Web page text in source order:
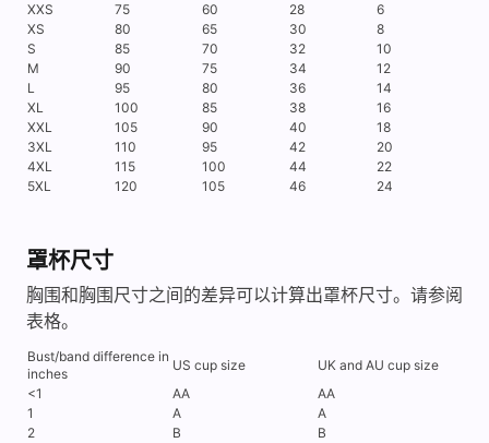
XXS
75 60 28
6
XS
80 65 30
8
S
85 70 32
10
M
90 75 34
12
L
95 80 36
14
XL
100 85 38
16
XXL
105 90 40
18
3XL
110 95 42
20
4XL
115 100 44
22
5XL
120 105 46 24
罩杯尺寸
胸围和胸围尺寸之间的差异可以计算出罩杯尺寸。请参阅
表格。
Bust/band difference in
inches
US cup size
UK and AU cup size
<1
AA
AA
1
A
A
2
B
B